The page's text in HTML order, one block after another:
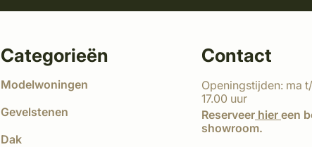
Categorieën
Modelwoningen
Gevelstenen
Dak
Contact
Openingstijden: ma
17.00 uur
Reserveer hier een
showroom.